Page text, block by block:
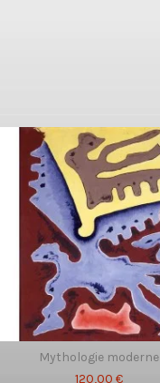
Mythologie moderne
120,00 €